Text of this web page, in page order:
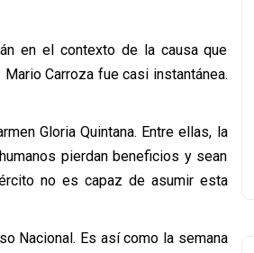
en el contexto de la causa que
Carroza fue casi instantánea.
Gloria Quintana. Entre ellas, la
pierdan beneficios y sean
no es capaz de asumir esta
Nacional. Es así como la semana